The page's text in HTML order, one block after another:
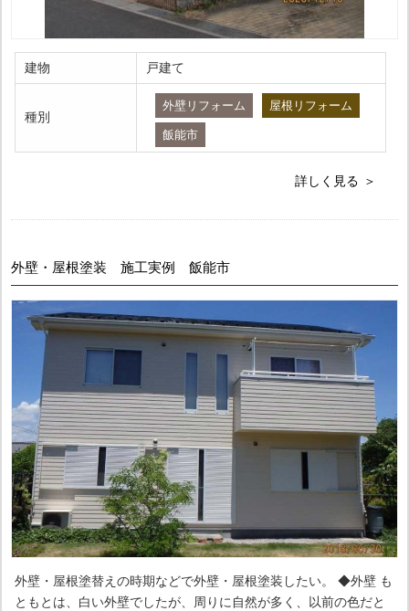
建物 戸建て
種別
外壁リフォーム 屋根リフォーム
飯能市
詳しく見る
外壁・屋根塗装 施工実例 飯能市
外壁・屋根塗替えの時期などで外壁・屋根塗装したい。 ◆外壁 も
ともとは、白い外壁でしたが、周りに自然が多く、以前の色だと